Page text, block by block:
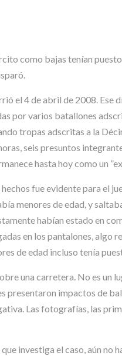
como bajas tenían
el 4 de abril de 2008.
por varios batallones
tropas adscritas a la
seis presuntos
hasta hoy como un
fue evidente para el
menores de edad, y
habían estado en
en los pantalones,
de edad incluso tenía
una carretera. No es
presentaron impactos de
Las fotografías, las
investiga el caso, aún